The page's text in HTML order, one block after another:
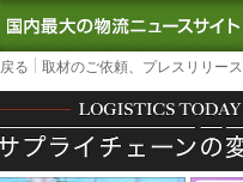
LOGISTICS TODAY｜国内
る 取材のご依頼、プレスリリー